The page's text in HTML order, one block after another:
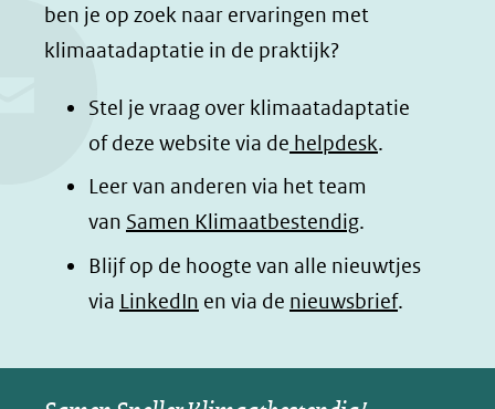
b
o
o
(opent
in
nieuw
venster)
naar
een
d
I
(opent
in
nieuw
venster)
naar
een
t
a
p
(opent
in
nieuw
venster)
naar
een
d
l
e
p
B
l
e
s
ben je op zoek naar ervaringen met
klimaatadaptatie in de praktijk?
Stel je vraag over klimaatadaptatie
of deze website via de helpdesk.
Leer van anderen via het team
van Samen Klimaatbestendig.
Blijf op de hoogte van alle nieuwtjes
via LinkedIn (opent
nieuw
en via de nieuwsbrief.